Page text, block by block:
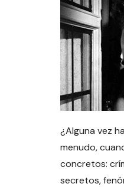
¿Alguna vez
menudo,
concretos:
secretos,